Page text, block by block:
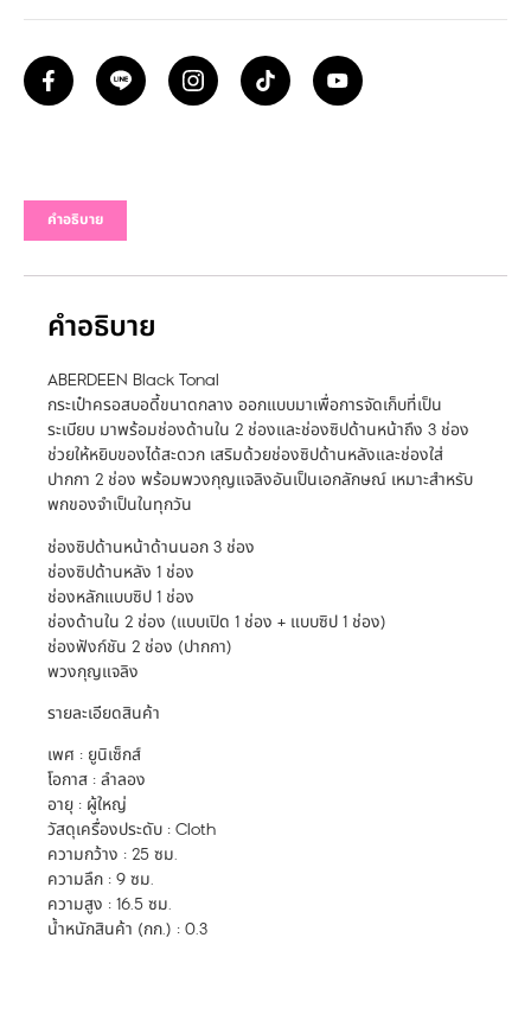
คำอธิบาย
คำอธิบาย
ABERDEEN Black Tonal
กระเป๋าครอสบอดี้ขนาดกลาง ออกแบบมาเพื่อการจัดเก็บที่เป็น
ระเบียบ มาพร้อมช่องด้านใน 2 ช่องและช่องซิปด้านหน้าถึง 3 ช่อง
ช่วยให้หยิบของได้สะดวก เสริมด้วยช่องซิปด้านหลังและช่องใส่
ปากกา 2 ช่อง พร้อมพวงกุญแจลิงอันเป็นเอกลักษณ์ เหมาะสำหรับ
พกของจำเป็นในทุกวัน
ช่องซิปด้านหน้าด้านนอก 3 ช่อง
ช่องซิปด้านหลัง 1 ช่อง
ช่องหลักแบบซิป 1 ช่อง
ช่องด้านใน 2 ช่อง (แบบเปิด 1 ช่อง + แบบซิป 1 ช่อง)
ช่องฟังก์ชัน 2 ช่อง (ปากกา)
พวงกุญแจลิง
รายละเอียดสินค้า
เพศ : ยูนิเซ็กส์
โอกาส : ลำลอง
อายุ : ผู้ใหญ่
วัสดุเครื่องประดับ : Cloth
ความกว้าง : 25 ซม.
ความลึก : 9 ซม.
ความสูง : 16.5 ซม.
น้ำหนักสินค้า (กก.) : 0.3